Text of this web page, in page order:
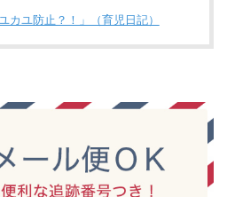
カユ防止？！」（育児日記）